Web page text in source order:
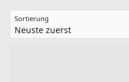
Sortierung